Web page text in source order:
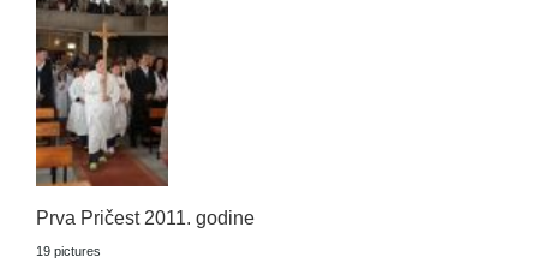
Prva Pričest 2011. godine
19 pictures